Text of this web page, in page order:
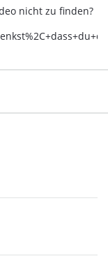
nicht zu finden?